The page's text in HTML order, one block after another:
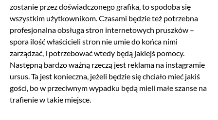
zostanie przez doświadczonego grafika, to spodoba się
wszystkim użytkownikom. Czasami będzie też potrzebna
profesjonalna obsługa stron internetowych pruszków –
spora ilość właścicieli stron nie umie do końca nimi
zarządzać, i potrzebować wtedy będą jakiejś pomocy.
Następną bardzo ważną rzeczą jest reklama na instagramie
ursus. Ta jest konieczna, jeżeli będzie się chciało mieć jakiś
gości, bo w przeciwnym wypadku będą mieli małe szanse na
trafienie w takie miejsce.